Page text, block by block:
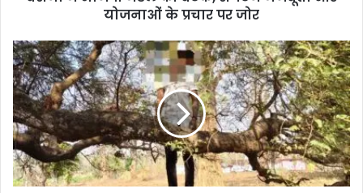
योजनाओं के प्रचार पर जोर